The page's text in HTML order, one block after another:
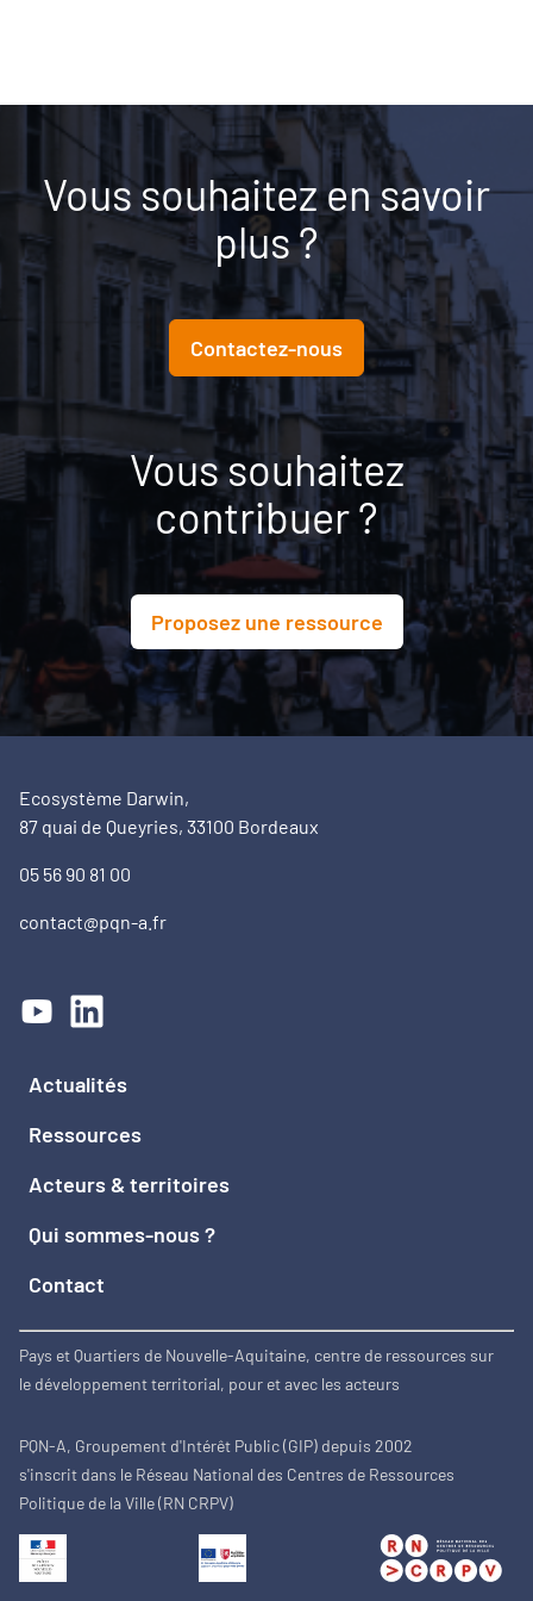
Vous souhaitez en savoir
plus ?
Contactez-nous
Vous souhaitez
contribuer ?
Proposez une ressource
Ecosystème Darwin,
87 quai de Queyries, 33100 Bordeaux
05 56 90 81 00
contact@pqn-a.fr
Actualités
Ressources
Acteurs & territoires
Qui sommes-nous ?
Contact
Pays et Quartiers de Nouvelle-Aquitaine, centre de ressources sur
le développement territorial, pour et avec les acteurs
PQN-A, Groupement d'Intérêt Public (GIP) depuis 2002
s'inscrit dans le Réseau National des Centres de Ressources
Politique de la Ville (RN CRPV)